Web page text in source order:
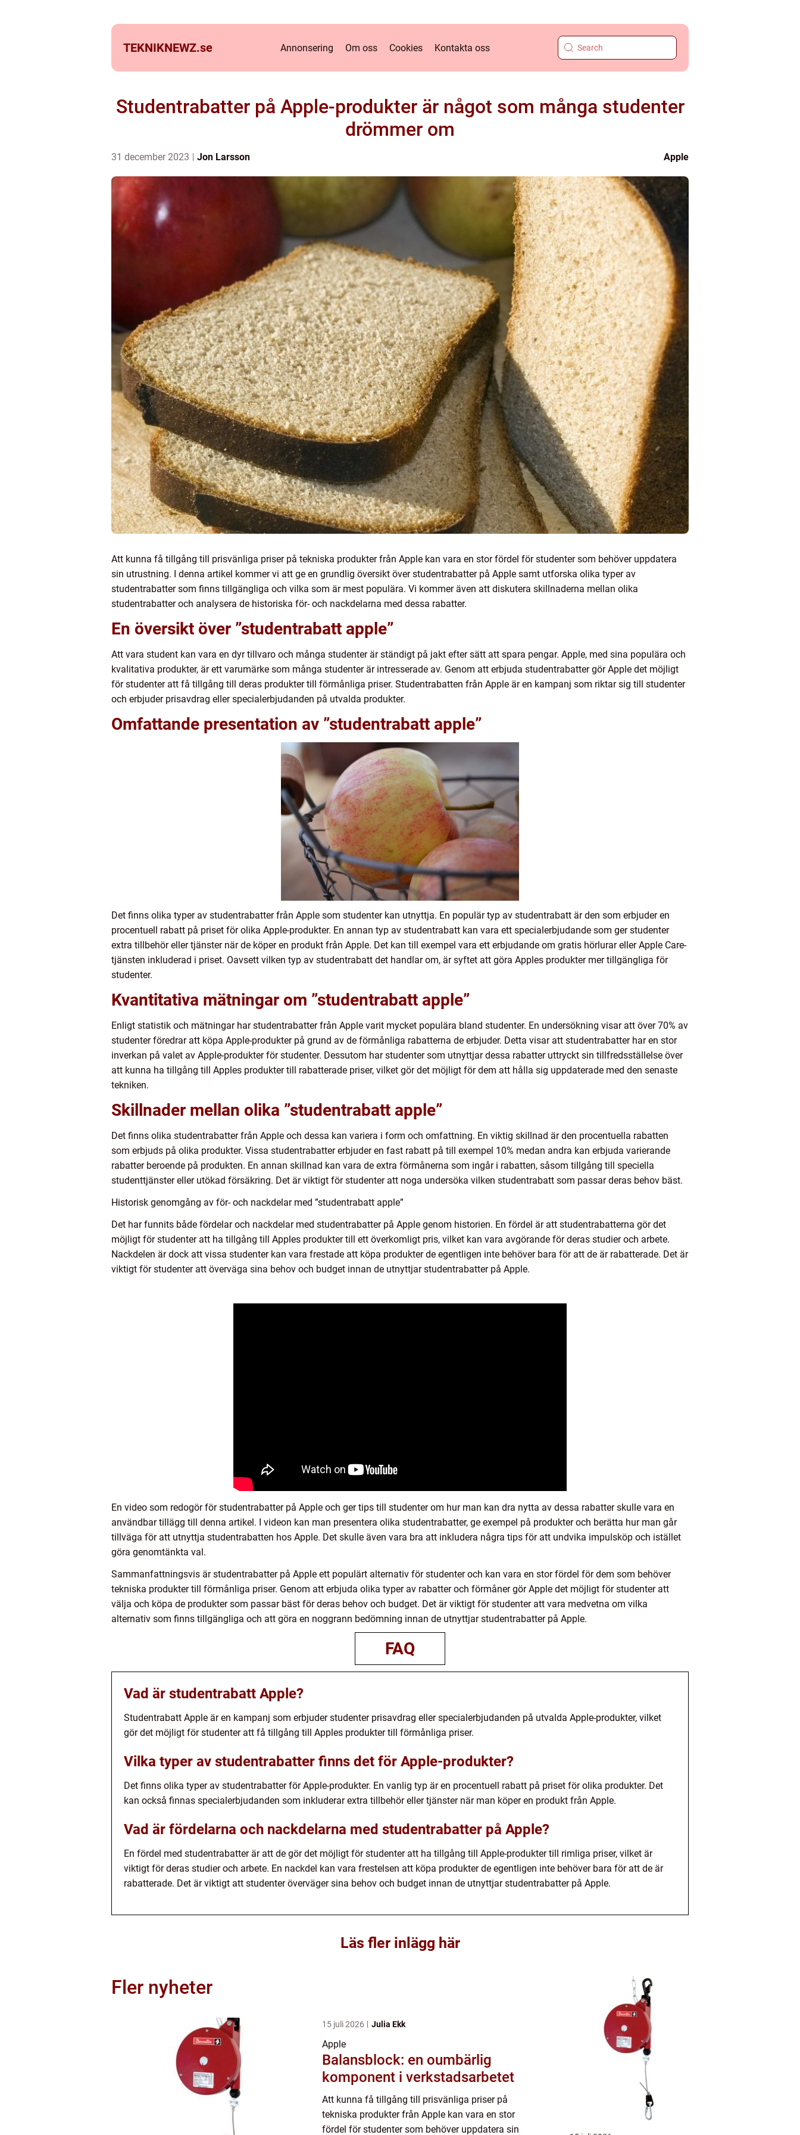
TEKNIKNEWZ.se Annonsering Om oss Cookies Kontakta oss
Studentrabatter på Apple-produkter är något som många studenter
drömmer om
31 december 2023 Jon Larsson Apple
Att kunna få tillgång till prisvänliga priser på tekniska produkter från Apple kan vara en stor fördel för studenter som behöver uppdatera
sin utrustning. I denna artikel kommer vi att ge en grundlig översikt över studentrabatter på Apple samt utforska olika typer av
studentrabatter som finns tillgängliga och vilka som är mest populära. Vi kommer även att diskutera skillnaderna mellan olika
studentrabatter och analysera de historiska för- och nackdelarna med dessa rabatter.
En översikt över ”studentrabatt apple”
Att vara student kan vara en dyr tillvaro och många studenter är ständigt på jakt efter sätt att spara pengar. Apple, med sina populära och
kvalitativa produkter, är ett varumärke som många studenter är intresserade av. Genom att erbjuda studentrabatter gör Apple det möjligt
för studenter att få tillgång till deras produkter till förmånliga priser. Studentrabatten från Apple är en kampanj som riktar sig till studenter
och erbjuder prisavdrag eller specialerbjudanden på utvalda produkter.
Omfattande presentation av ”studentrabatt apple”
Det finns olika typer av studentrabatter från Apple som studenter kan utnyttja. En populär typ av studentrabatt är den som erbjuder en
procentuell rabatt på priset för olika Apple-produkter. En annan typ av studentrabatt kan vara ett specialerbjudande som ger studenter
extra tillbehör eller tjänster när de köper en produkt från Apple. Det kan till exempel vara ett erbjudande om gratis hörlurar eller Apple Care-
tjänsten inkluderad i priset. Oavsett vilken typ av studentrabatt det handlar om, är syftet att göra Apples produkter mer tillgängliga för
studenter.
Kvantitativa mätningar om ”studentrabatt apple”
Enligt statistik och mätningar har studentrabatter från Apple varit mycket populära bland studenter. En undersökning visar att över 70% av
studenter föredrar att köpa Apple-produkter på grund av de förmånliga rabatterna de erbjuder. Detta visar att studentrabatter har en stor
inverkan på valet av Apple-produkter för studenter. Dessutom har studenter som utnyttjar dessa rabatter uttryckt sin tillfredsställelse över
att kunna ha tillgång till Apples produkter till rabatterade priser, vilket gör det möjligt för dem att hålla sig uppdaterade med den senaste
tekniken.
Skillnader mellan olika ”studentrabatt apple”
Det finns olika studentrabatter från Apple och dessa kan variera i form och omfattning. En viktig skillnad är den procentuella rabatten
som erbjuds på olika produkter. Vissa studentrabatter erbjuder en fast rabatt på till exempel 10% medan andra kan erbjuda varierande
rabatter beroende på produkten. En annan skillnad kan vara de extra förmånerna som ingår i rabatten, såsom tillgång till speciella
studenttjänster eller utökad försäkring. Det är viktigt för studenter att noga undersöka vilken studentrabatt som passar deras behov bäst.
Historisk genomgång av för- och nackdelar med ”studentrabatt apple”
Det har funnits både fördelar och nackdelar med studentrabatter på Apple genom historien. En fördel är att studentrabatterna gör det
möjligt för studenter att ha tillgång till Apples produkter till ett överkomligt pris, vilket kan vara avgörande för deras studier och arbete.
Nackdelen är dock att vissa studenter kan vara frestade att köpa produkter de egentligen inte behöver bara för att de är rabatterade. Det är
viktigt för studenter att överväga sina behov och budget innan de utnyttjar studentrabatter på Apple.
En video som redogör för studentrabatter på Apple och ger tips till studenter om hur man kan dra nytta av dessa rabatter skulle vara en
användbar tillägg till denna artikel. I videon kan man presentera olika studentrabatter, ge exempel på produkter och berätta hur man går
tillväga för att utnyttja studentrabatten hos Apple. Det skulle även vara bra att inkludera några tips för att undvika impulsköp och istället
göra genomtänkta val.
Sammanfattningsvis är studentrabatter på Apple ett populärt alternativ för studenter och kan vara en stor fördel för dem som behöver
tekniska produkter till förmånliga priser. Genom att erbjuda olika typer av rabatter och förmåner gör Apple det möjligt för studenter att
välja och köpa de produkter som passar bäst för deras behov och budget. Det är viktigt för studenter att vara medvetna om vilka
alternativ som finns tillgängliga och att göra en noggrann bedömning innan de utnyttjar studentrabatter på Apple.
FAQ
Vad är studentrabatt Apple?
Studentrabatt Apple är en kampanj som erbjuder studenter prisavdrag eller specialerbjudanden på utvalda Apple-produkter, vilket
gör det möjligt för studenter att få tillgång till Apples produkter till förmånliga priser.
Vilka typer av studentrabatter finns det för Apple-produkter?
Det finns olika typer av studentrabatter för Apple-produkter. En vanlig typ är en procentuell rabatt på priset för olika produkter. Det
kan också finnas specialerbjudanden som inkluderar extra tillbehör eller tjänster när man köper en produkt från Apple.
Vad är fördelarna och nackdelarna med studentrabatter på Apple?
En fördel med studentrabatter är att de gör det möjligt för studenter att ha tillgång till Apple-produkter till rimliga priser, vilket är
viktigt för deras studier och arbete. En nackdel kan vara frestelsen att köpa produkter de egentligen inte behöver bara för att de är
rabatterade. Det är viktigt att studenter överväger sina behov och budget innan de utnyttjar studentrabatter på Apple.
Läs fler inlägg här
Fler nyheter
15 juli 2026 Julia Ekk
Apple
Balansblock: en oumbärlig
komponent i verkstadsarbetet
Att kunna få tillgång till prisvänliga priser på
tekniska produkter från Apple kan vara en stor
fördel för studenter som behöver uppdatera sin